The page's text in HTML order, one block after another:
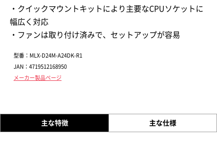
・クイックマウントキットにより主要なCPUソケットに
幅広く対応
・ファンは取り付け済みで、セットアップが容易
型番：MLX-D24M-A24DK-R1
JAN：4719512168950
メーカー製品ページ
主な特徴 主な仕様